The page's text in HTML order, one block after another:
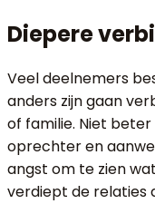
Diepere
Veel deelnemers
anders zijn gaan
of familie. Niet
oprechter en
angst om te zien
verdiept de relaties